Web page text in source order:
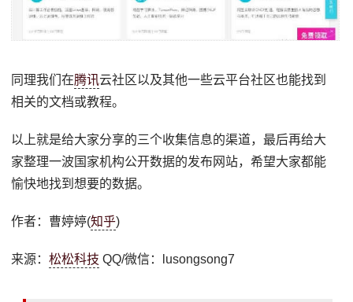
同理我们在腾讯云社区以及其他一些云平台社区也能找到
相关的文档或教程。
以上就是给大家分享的三个收集信息的渠道，最后再给大
家整理一波国家机构公开数据的发布网站，希望大家都能
愉快地找到想要的数据。
作者：曹婷婷(知乎)
来源：松松科技 QQ/微信：lusongsong7